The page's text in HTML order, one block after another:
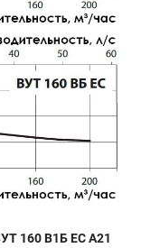
160 В1Б EC А21